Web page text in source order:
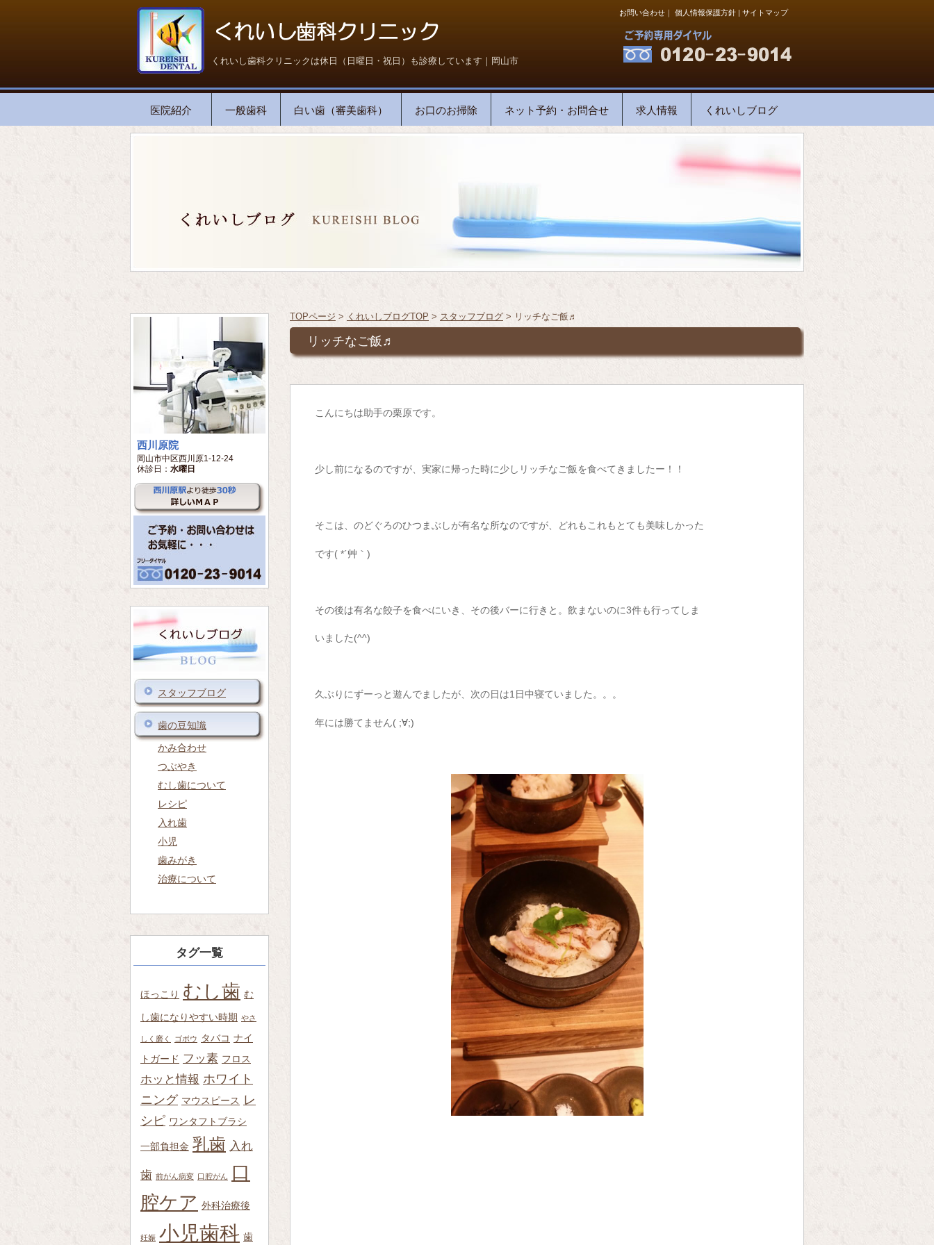
くれいし歯科クリニックは休日（日曜日・祝日）も診療しています｜岡山市
お問い合わせ ｜ 個人情報保護方針 | サイトマップ
医院紹介 一般歯科 白い歯（審美歯科） お口のお掃除 ネット予約・お問合せ 求人情報 くれいしブログ
TOPページ > くれいしブログTOP > スタッフブログ > リッチなご飯♬
リッチなご飯♬
こんにちは助手の栗原です。
少し前になるのですが、実家に帰った時に少しリッチなご飯を食べてきましたー！！
そこは、のどぐろのひつまぶしが有名な所なのですが、どれもこれもとても美味しかった
です( *´艸｀)
その後は有名な餃子を食べにいき、その後バーに行きと。飲まないのに3件も行ってしま
いました(^^)
久ぶりにずーっと遊んでましたが、次の日は1日中寝ていました。。。
年には勝てません( ;∀;)
西川原院
岡山市中区西川原1-12-24
休診日： 水曜日
スタッフブログ
歯の豆知識
かみ合わせ
つぶやき
むし歯について
レシピ
入れ歯
小児
歯みがき
治療について
タグ一覧
ほっこり むし歯 む
し歯になりやすい時期 やさ
しく磨く ゴボウ タバコ ナイ
トガード フッ素 フロス
ホッと情報 ホワイト
ニング マウスピース レ
シピ ワンタフトブラシ
一部負担金 乳歯 入れ
歯 前がん病変 口腔がん
口
腔ケア 外科治療後
妊娠 小児歯科 歯